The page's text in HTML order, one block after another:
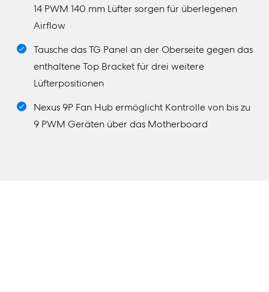
14 PWM 140 mm Lüfter sorgen für überlegenen
Airflow
Tausche das TG Panel an der Oberseite gegen das
enthaltene Top Bracket für drei weitere
Lüfterpositionen
Nexus 9P Fan Hub ermöglicht Kontrolle von bis zu
9 PWM Geräten über das Motherboard